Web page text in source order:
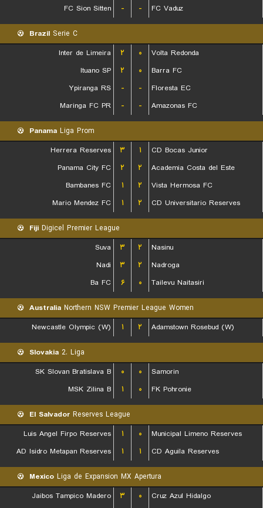
FC Sion Sitten
- - FC Vaduz
Brazil Serie C
Inter de Limeira
۲ ۰
Volta Redonda
Ituano SP
۲ ۰
Barra FC
Ypiranga RS
- -
Floresta EC
Maringa FC PR
- - Amazonas FC
Panama Liga Prom
Herrera Reserves
۳ ۱
CD Bocas Junior
Panama City FC
۲ ۲
Academia Costa del Este
Bambanes FC
۱ ۲
Vista Hermosa FC
Mario Mendez FC
۱ ۲ CD Universitario Reserves
Fiji Digicel Premier League
Suva
۳ ۲
Nasinu
Nadi
۳ ۲
Nadroga
Ba FC
۶ ۰ Tailevu Naitasiri
Australia Northern NSW Premier League Women
Newcastle Olympic (W)
۱ ۲ Adamstown Rosebud (W)
Slovakia 2. Liga
SK Slovan Bratislava B
۰ ۰
Samorin
MSK Zilina B
۱ ۰ FK Pohronie
El Salvador Reserves League
Luis Angel Firpo Reserves
۱ ۰
Municipal Limeno Reserves
AD Isidro Metapan Reserves
۱ ۱ CD Aguila Reserves
Mexico Liga de Expansion MX Apertura
Jaibos Tampico Madero
۳ ۰
Cruz Azul Hidalgo